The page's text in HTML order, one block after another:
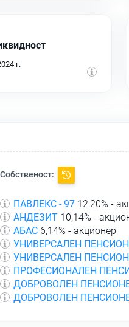
г.
Собственост:
ПАВЛЕКС - 97 12,20% -
АНДЕЗИТ 10,14% -
АБАС 6,14% - акционер
УНИВЕРСАЛЕН
УНИВЕРСАЛЕН
ПРОФЕСИОНАЛЕН
ДОБРОВОЛЕН
ДОБРОВОЛЕН